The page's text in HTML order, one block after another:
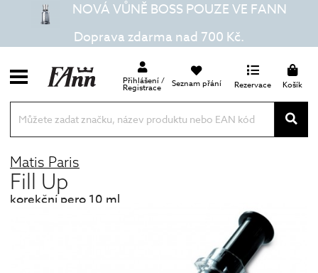
NOVÁ VŮNĚ BOSS POUZE VE FANN
Doprava zdarma nad 700 Kč.
Přihlášení /
Registrace Seznam přání Rezervace Košík
Matis Paris
Fill Up
korekční pero 10 ml